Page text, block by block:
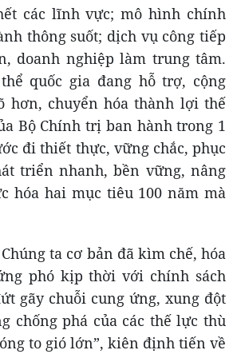
các lĩnh vực; mô hình chính
thông suốt; dịch vụ công tiếp
doanh nghiệp làm trung tâm.
quốc gia đang hỗ trợ, cộng
chuyển hóa thành lợi thế
Bộ Chính trị ban hành trong 1
đi thiết thực, vững chắc, phục
triển nhanh, bền vững, nâng
hóa hai mục tiêu 100 năm mà
ta cơ bản đã kìm chế, hóa
phó kịp thời với chính sách
gãy chuỗi cung ứng, xung đột
chống phá của các thế lực thù
to gió lớn”, kiên định tiến về